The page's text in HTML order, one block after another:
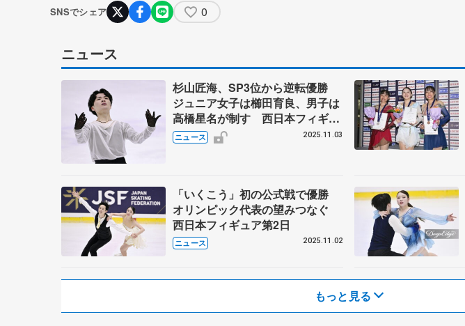
SNSでシェア 0
ニュース
杉山匠海、SP3位から逆転優勝
ジュニア女子は櫛田育良、男子は
高橋星名が制す 西日本フィギュ
ア最終日
ニュース 2025.11.03
「いくこう」初の公式戦で優勝
オリンピック代表の望みつなぐ
西日本フィギュア第2日
ニュース 2025.11.02
もっと見る